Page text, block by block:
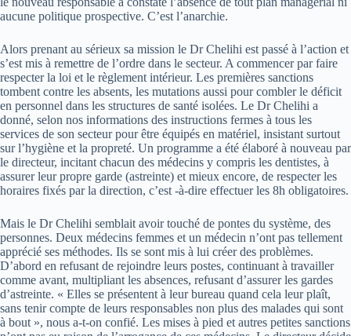
aucune politique prospective. C’est l’anarchie.
Alors prenant au sérieux sa mission le Dr Chelihi est passé à l’action et
s’est mis à remettre de l’ordre dans le secteur. A commencer par faire
respecter la loi et le règlement intérieur. Les premières sanctions
tombent contre les absents, les mutations aussi pour combler le déficit
en personnel dans les structures de santé isolées. Le Dr Chelihi a
donné, selon nos informations des instructions fermes à tous les
services de son secteur pour être équipés en matériel, insistant surtout
sur l’hygiène et la propreté. Un programme a été élaboré à nouveau par
le directeur, incitant chacun des médecins y compris les dentistes, à
assurer leur propre garde (astreinte) et mieux encore, de respecter les
horaires fixés par la direction, c’est -à-dire effectuer les 8h obligatoires.
Mais le Dr Chelihi semblait avoir touché de pontes du système, des
personnes. Deux médecins femmes et un médecin n’ont pas tellement
apprécié ses méthodes. Ils se sont mis à lui créer des problèmes.
D’abord en refusant de rejoindre leurs postes, continuant à travailler
comme avant, multipliant les absences, refusant d’assurer les gardes
d’astreinte. « Elles se présentent à leur bureau quand cela leur plaît,
sans tenir compte de leurs responsables non plus des malades qui sont
à bout », nous a-t-on confié. Les mises à pied et autres petites sanctions